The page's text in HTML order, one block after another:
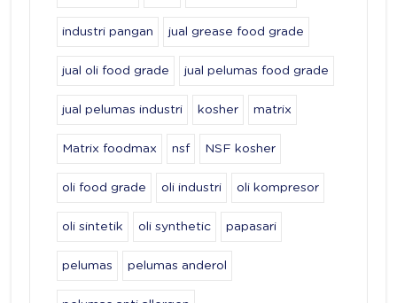
industri pangan jual grease food grade
jual oli food grade jual pelumas food grade
jual pelumas industri kosher matrix
Matrix foodmax nsf NSF kosher
oli food grade oli industri oli kompresor
oli sintetik oli synthetic papasari
pelumas pelumas anderol